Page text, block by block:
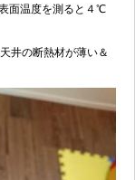
面温度を測ると４℃
井の断熱材が薄い＆